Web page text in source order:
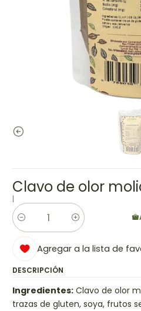
Clavo de olor
|
Cantidad
Agregar a la lista de
DESCRIPCIÓN
Ingredientes: Clavo de olor
trazas de gluten, soya, frutos